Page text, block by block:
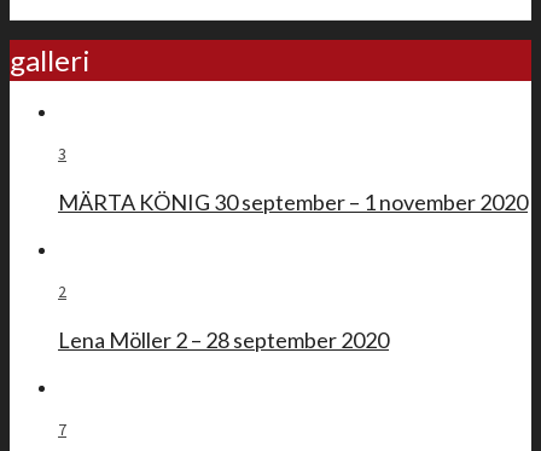
galleri
3
MÄRTA KÖNIG 30 september – 1 november 2020
2
Lena Möller 2 – 28 september 2020
7